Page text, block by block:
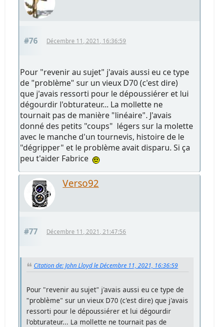
#76 Décembre 11, 2021, 16:36:59
Pour "revenir au sujet" j'avais aussi eu ce type
de "problème" sur un vieux D70 (c'est dire)
que j'avais ressorti pour le dépoussiérer et lui
dégourdir l'obturateur... La mollette ne
tournait pas de manière "linéaire". J'avais
donné des petits "coups" légers sur la molette
avec le manche d'un tournevis, histoire de le
"dégripper" et le problème avait disparu. Si ça
peu t'aider Fabrice
Verso92
#77 Décembre 11, 2021, 21:47:56
Citation de: John Lloyd le Décembre 11, 2021, 16:36:59
Pour "revenir au sujet" j'avais aussi eu ce type de
"problème" sur un vieux D70 (c'est dire) que j'avais
ressorti pour le dépoussiérer et lui dégourdir
l'obturateur... La mollette ne tournait pas de